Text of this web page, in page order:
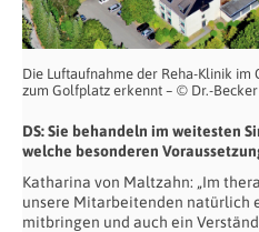
Die Luftaufnahme der Reha-Klinik im
zum Golfplatz erkennt – © Dr.-
DS: Sie behandeln im weitesten
welche besonderen
Katharina von Maltzahn: „Im
unsere Mitarbeitenden natürlich
mitbringen und auch ein